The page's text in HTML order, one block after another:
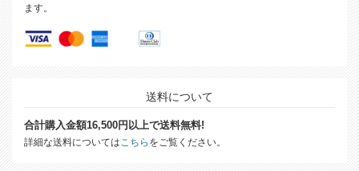
ます。
送料について